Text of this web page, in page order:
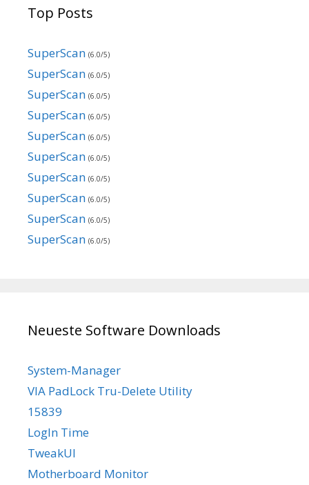
Top Posts
SuperScan (6.0/5)
SuperScan (6.0/5)
SuperScan (6.0/5)
SuperScan (6.0/5)
SuperScan (6.0/5)
SuperScan (6.0/5)
SuperScan (6.0/5)
SuperScan (6.0/5)
SuperScan (6.0/5)
SuperScan (6.0/5)
Neueste Software Downloads
System-Manager
VIA PadLock Tru-Delete Utility
15839
LogIn Time
TweakUI
Motherboard Monitor